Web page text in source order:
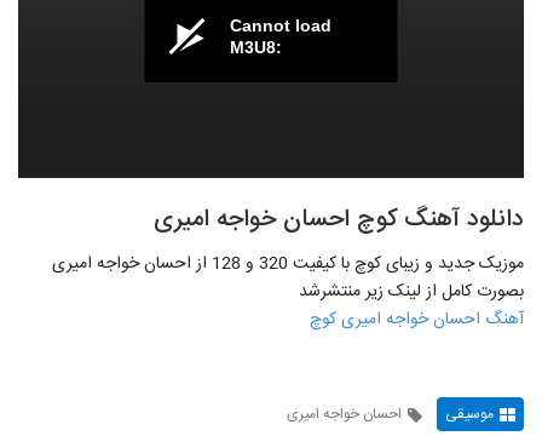
Cannot load
M3U8:
دانلود آهنگ کوچ احسان خواجه امیری
موزیک جدید و زیبای کوچ با کیفیت 320 و 128 از احسان خواجه امیری
بصورت کامل از لینک زیر منتشرشد
آهنگ احسان خواجه امیری کوچ
موسیقی احسان خواجه امیری